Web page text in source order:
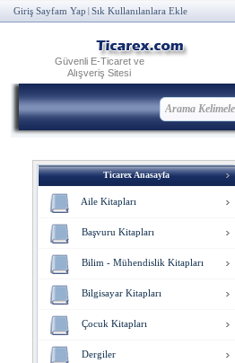
Giriş Sayfam Yap Sık Kullanılanlara Ekle
Güvenli E-Ticaret ve
Alışveriş Sitesi
Ticarex Anasayfa
Aile Kitapları
Başvuru Kitapları
Bilim - Mühendislik Kitapları
Bilgisayar Kitapları
Çocuk Kitapları
Dergiler